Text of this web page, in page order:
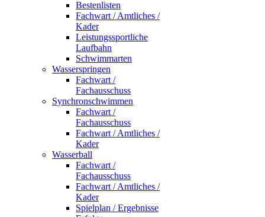
Bestenlisten
Fachwart / Amtliches /
Kader
Leistungssportliche
Laufbahn
Schwimmarten
Wasserspringen
Fachwart /
Fachausschuss
Synchronschwimmen
Fachwart /
Fachausschuss
Fachwart / Amtliches /
Kader
Wasserball
Fachwart /
Fachausschuss
Fachwart / Amtliches /
Kader
Spielplan / Ergebnisse